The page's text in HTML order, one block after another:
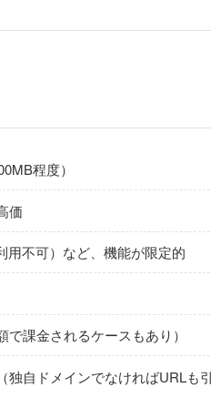
程度）
価
用不可）など、機能が限定的
課金されるケースもあり）
自ドメインでなければURLも